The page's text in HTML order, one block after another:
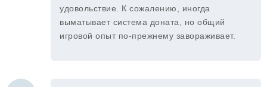
удовольствие. К сожалению, иногда
выматывает система доната, но общий
игровой опыт по-прежнему завораживает.